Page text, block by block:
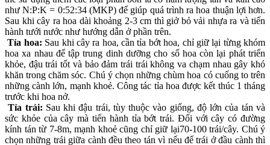
như N:P:K = 0:52:34 (MKP) để giúp quá trình ra hoa thuận lợi hơn.
Sau khi cây ra hoa dài khoảng 2-3 cm thì giở bỏ vải nhựa ra và tiến
hành tưới nước như hướng dẫn ở phần trên.
Tỉa hoa: Sau khi cây ra hoa, cần tỉa bớt hoa, chỉ giữ lại từng khóm
hoa xa nhau để tập trung dinh dưỡng cho số hoa còn lại phát triển
khỏe, đậu trái tốt và bảo đảm trái trái không va chạm nhau gây khó
khăn trong chăm sóc. Chú ý chọn những chùm hoa có cuống to trên
những cành lớn, mạnh khoẻ. Công tác tỉa hoa được kết thúc 1 tháng
trước khi hoa nở.
Tỉa trái: Sau khi đậu trái, tùy thuộc vào giống, độ lớn của tán và
sức khỏe của cây mà tiến hành tỉa bớt trái. Đối với cây có đường
kính tán từ 7-8m, mạnh khoẻ cũng chỉ giữ lại70-100 trái/cây. Chú ý
chọn những trái giữa cành đều theo tán vì nếu để trái ở đầu cành thì